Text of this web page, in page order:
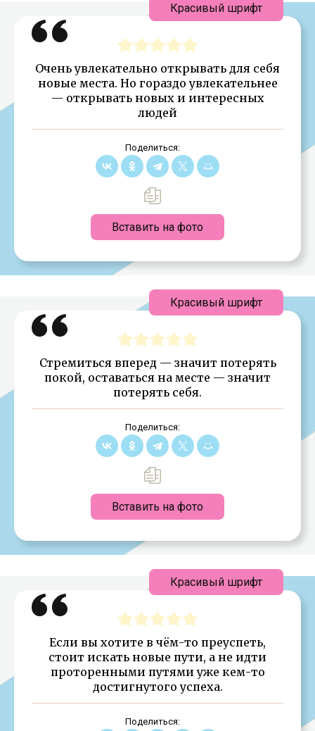
Очень увлекательно открывать для себя
новые места. Но гораздо увлекательнее
— открывать новых и интересных
людей
Поделиться:
Вставить на фото
Красивый шрифт
Стремиться вперед — значит потерять
покой, оставаться на месте — значит
потерять себя.
Поделиться:
Вставить на фото
Красивый шрифт
Если вы хотите в чём-то преуспеть,
стоит искать новые пути, а не идти
проторенными путями уже кем-то
достигнутого успеха.
Поделиться:
Красивый шрифт